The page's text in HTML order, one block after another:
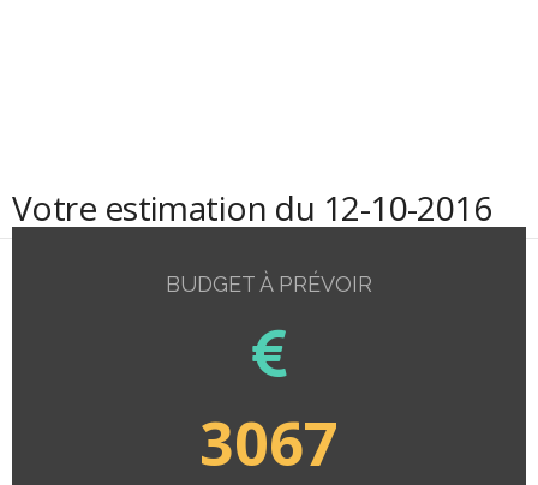
Votre estimation du 12-10-2016
BUDGET À PRÉVOIR
3067